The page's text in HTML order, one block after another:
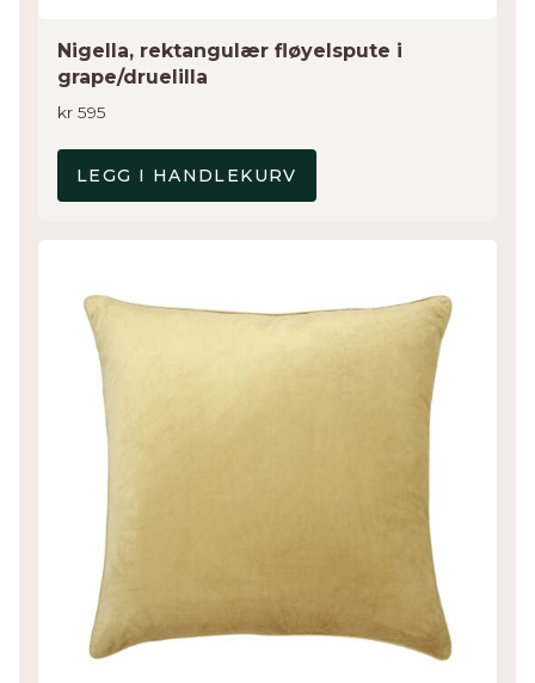
Nigella, rektangulær fløyelspute i
grape/druelilla
kr 595
LEGG I HANDLEKURV